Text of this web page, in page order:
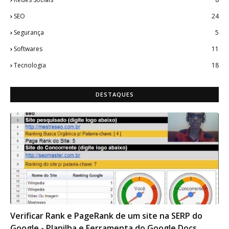
SEO
24
Segurança
5
Softwares
11
Tecnologia
18
DESTAQUES
SEO TOOLS
Verificar Rank e PageRank de um site na SERP do